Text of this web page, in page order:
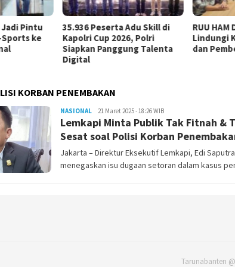
35.936 Peserta Adu Skill di
Kapolri Cup 2026, Polri
Siapkan Panggung Talenta
RUU HAM Dinilai Harus
Lindungi Kelompok
dan Pembela HAM
KORBAN PENEMBAKAN
NASIONAL Redaktur
Taruna
Banten
21 Maret 2025 - 18:26 WIB
Lemkapi Minta Publik Tak Fitnah &
Sesat soal Polisi Korban
Jakarta – Direktur Eksekutif Lemkapi, Edi
menegaskan isu dugaan setoran dalam kasus
Tarunabanten